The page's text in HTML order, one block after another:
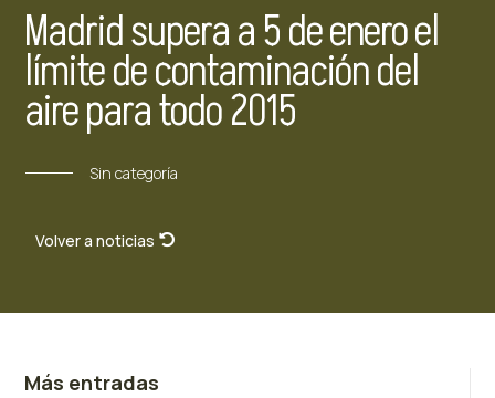
Madrid supera a 5 de enero el
límite de contaminación del
aire para todo 2015
Sin categoría
Volver a noticias
Más entradas